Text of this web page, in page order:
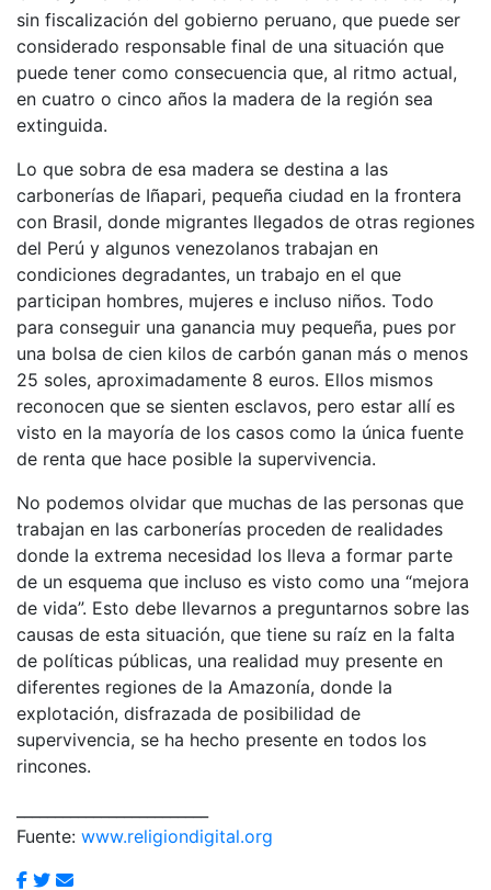
sin fiscalización del gobierno peruano, que puede ser
considerado responsable final de una situación que
puede tener como consecuencia que, al ritmo actual,
en cuatro o cinco años la madera de la región sea
extinguida.
Lo que sobra de esa madera se destina a las
carbonerías de Iñapari, pequeña ciudad en la frontera
con Brasil, donde migrantes llegados de otras regiones
del Perú y algunos venezolanos trabajan en
condiciones degradantes, un trabajo en el que
participan hombres, mujeres e incluso niños. Todo
para conseguir una ganancia muy pequeña, pues por
una bolsa de cien kilos de carbón ganan más o menos
25 soles, aproximadamente 8 euros. Ellos mismos
reconocen que se sienten esclavos, pero estar allí es
visto en la mayoría de los casos como la única fuente
de renta que hace posible la supervivencia.
No podemos olvidar que muchas de las personas que
trabajan en las carbonerías proceden de realidades
donde la extrema necesidad los lleva a formar parte
de un esquema que incluso es visto como una “mejora
de vida”. Esto debe llevarnos a preguntarnos sobre las
causas de esta situación, que tiene su raíz en la falta
de políticas públicas, una realidad muy presente en
diferentes regiones de la Amazonía, donde la
explotación, disfrazada de posibilidad de
supervivencia, se ha hecho presente en todos los
rincones.
Fuente: www.religiondigital.org